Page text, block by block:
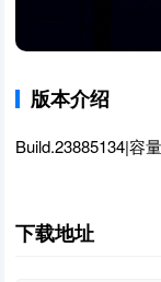
版本介绍
Build.23885134|容
下载地址